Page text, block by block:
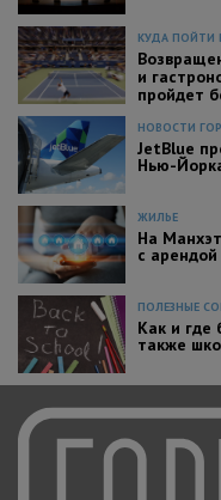
КУДА ПОЙТИ
и
пройдет
ЖИЛЬЕ
На
с
НОВОСТИ
JetBlue
Нью-
ПОЛЕЗНЫЕ
Как и где
также